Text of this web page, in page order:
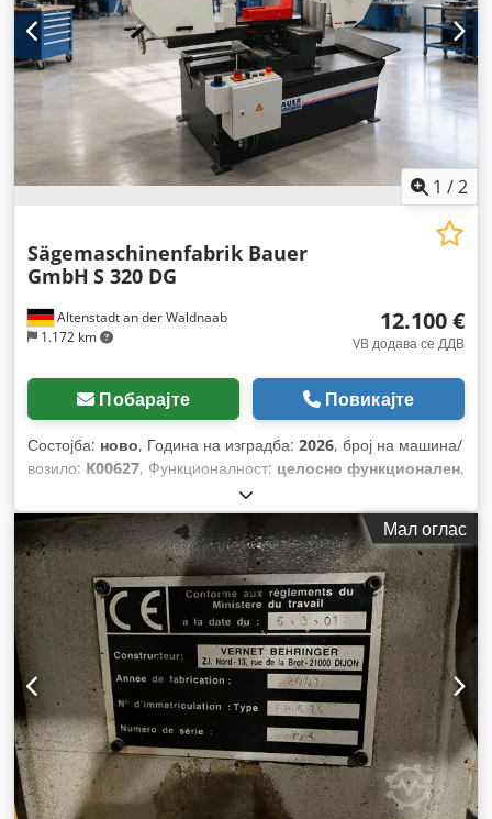
1 /2
Altenstadt an der Waldnaab
1.172 km
Sägemaschinenfabrik Bauer
GmbH S 320 DG
12.100 €
VB додава се ДДВ
Побарајте Повикајте
Состојба: ново, Година на изградба: 2026, број на машина/
возило: K00627, Функционалност: целосно функционален,
1,8 kW (2,45 коњски сили)
влезен напон:400 V, влезна фреквенција:50 Hz,
максимална висина на сечење:240 мм, максимална
ширина на сечење:450 мм, тип на управување:рачно,
опсег на вртење:45.060 °, тип на активирање:рачно,
вкупна висина: 1.300 мм , вкупна должина: 2.000 мм, вкупна
ширина:850 мм, Опрема:Ознака CE, документација /
прирачник
Мал оглас